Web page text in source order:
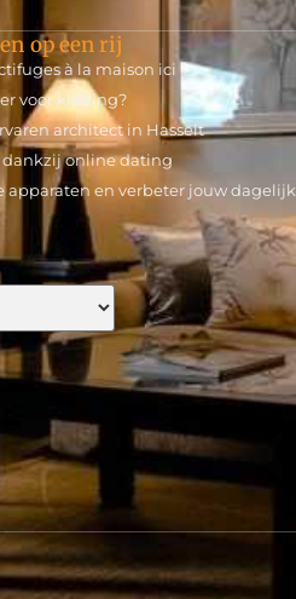
op een rij
à la maison ici
voor kleding?
architect in Hasselt
online dating
en verbeter jouw